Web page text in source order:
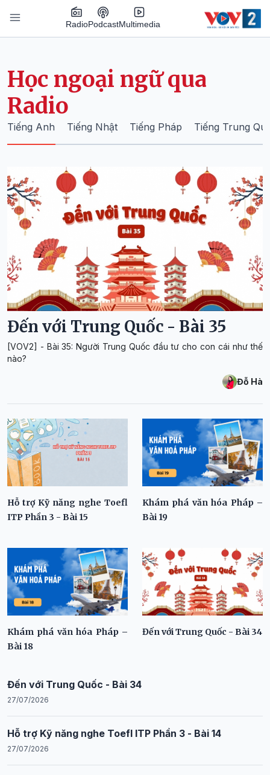
Nhảy đến nội dung
RadioPodcastMultimedia
Học ngoại ngữ qua
Radio
Tiếng Anh Tiếng Nhật Tiếng Pháp Tiếng Trung
Đến với Trung Quốc - Bài 35
[VOV2] - Bài 35: Người Trung Quốc đầu tư cho con cái như thế
nào?
Đỗ Hà
Hỗ trợ Kỹ năng nghe Toefl
ITP Phần 3 - Bài 15
Khám phá văn hóa Pháp –
Bài 19
Khám phá văn hóa Pháp –
Bài 18
Đến với Trung Quốc - Bài 34
Đến với Trung Quốc - Bài 34
27/07/2026
Hỗ trợ Kỹ năng nghe Toefl ITP Phần 3 - Bài 14
27/07/2026